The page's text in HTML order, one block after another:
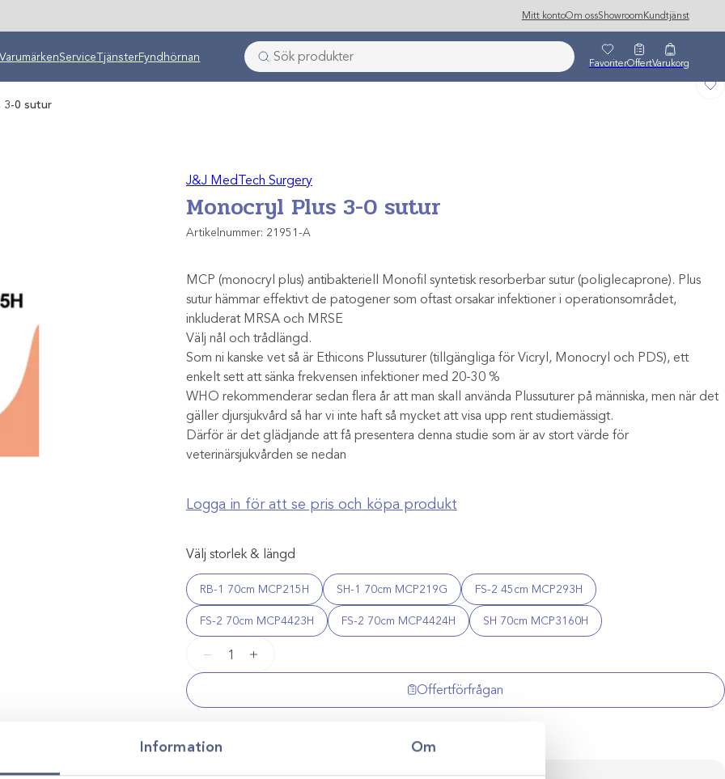
Information Om
Mitt kontoOm ossShowroom Kundtjänst
VarumärkenServiceTjänsterFyndhörnan FavoriterOffertVarukorg
3-0 sutur
J&J MedTech Surgery
Monocryl Plus 3-0 sutur
Artikelnummer: 21951-A
MCP (monocryl plus) antibakteriell Monofil syntetisk resorberbar sutur (poliglecaprone). Plus
sutur hämmar effektivt de patogener som oftast orsakar infektioner i operationsområdet,
inkluderat MRSA och MRSE
Välj nål och trådlängd.
Som ni kanske vet så är Ethicons Plussuturer (tillgängliga för Vicryl, Monocryl och PDS), ett
enkelt sett att sänka frekvensen infektioner med 20-30 %
WHO rekommenderar sedan flera år att man skall använda Plussuturer på människa, men när det
gäller djursjukvård så har vi inte haft så mycket att visa upp rent studiemässigt.
Därför är det glädjande att få presentera denna studie som är av stort värde för
veterinärsjukvården se nedan
Logga in för att se pris och köpa produkt
Välj storlek & längd
RB-1 70cm MCP215H SH-1 70cm MCP219G FS-2 45cm MCP293H
FS-2 70cm MCP4423H FS-2 70cm MCP4424H SH 70cm MCP3160H
Monocryl
3-
0
mängd
+
Offertförfrågan